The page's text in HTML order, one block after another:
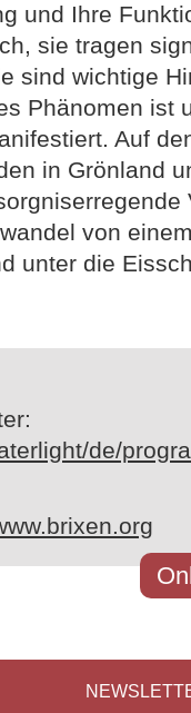
und Ihre
sie tragen
sind wichtige
Phänomen ist
Auf
in Grönland
von
unter die
de/